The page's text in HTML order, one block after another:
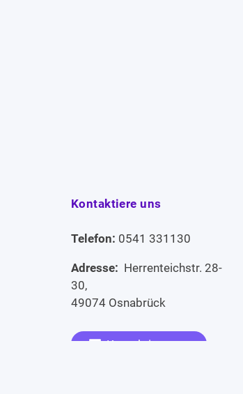
Kontaktiere uns
Telefon: 0541 331130
Adresse: Herrenteichstr. 28-
30,
49074 Osnabrück
Kontaktiere uns